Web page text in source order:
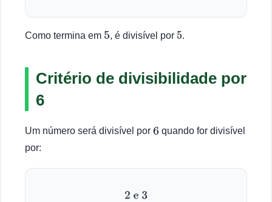
Como termina em 5, é divisível por 5.
Critério de divisibilidade por
6
Um número será divisível por 6 quando for divisível
por:
2 e 3